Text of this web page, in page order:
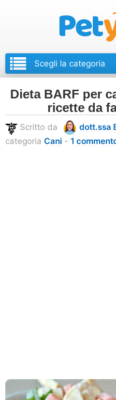
Dieta BARF per
ricette da
Scritto da dott.ssa
categoria Cani - 1